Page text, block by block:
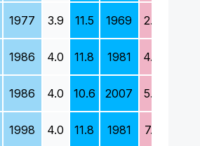
1977 3.9 11.5 1969 2.3
1986 4.0 11.8 1981 4.6
1986 4.0 10.6 2007 5.3
1998 4.0 11.8 1981 7.3